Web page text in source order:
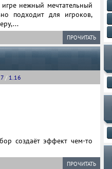
нежный мечтательный
подходит для игроков,
ПРОЧИТАТЬ
/ 1.16
создаёт эффект чем-то
ПРОЧИТАТЬ